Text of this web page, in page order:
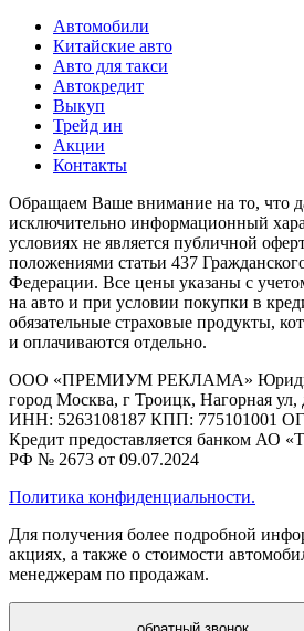
Автомобили
Китайские авто
Авто для такси
Автокредит
Выкуп
Трейд ин
Акции
Контакты
Обращаем Ваше внимание на то, что
исключительно информационный
условиях не является публичной
положениями статьи 437
Федерации. Все цены указаны с
на авто и при условии покупки в
обязательные страховые продукты,
и оплачиваются отдельно.
ООО «ПРЕМИУМ РЕКЛАМА»
город Москва, г Троицк, Нагорная
ИНН: 5263108187 КПП: 775101001
Кредит предоставляется банком АО
РФ № 2673 от 09.07.2024
Политика конфиденциальности.
Для получения более подробной
акциях, а также о стоимости
менеджерам по продажам.